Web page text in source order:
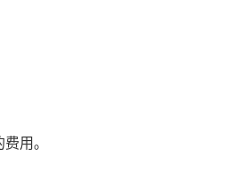
用。